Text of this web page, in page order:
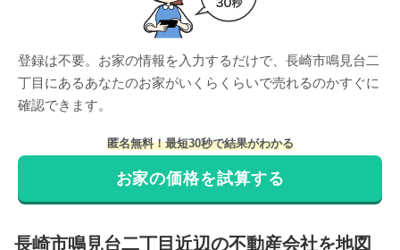
登録は不要。お家の情報を入力するだけで、 長崎市鳴見台二
丁目 にあるあなたのお家がいくらくらいで売れるのかすぐに
確認できます。
匿名無料！最短30秒で結果がわかる
お家の価格を試算する
長崎市鳴見台二丁目近辺の不動産会社を地図